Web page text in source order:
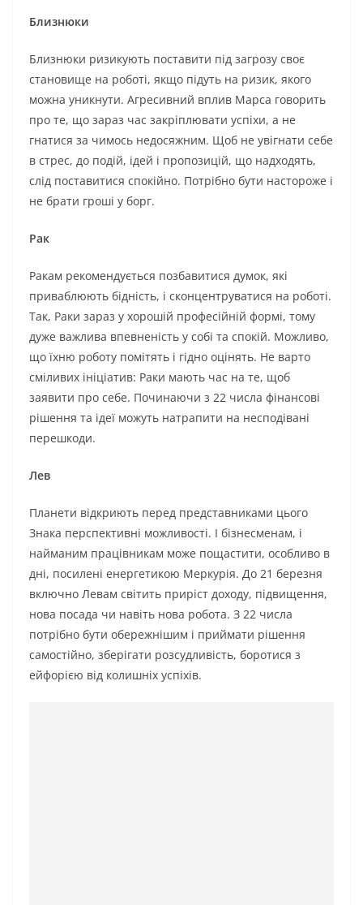
Близнюки
Близнюки ризикують поставити під загрозу своє
становище на роботі, якщо підуть на ризик, якого
можна уникнути. Агресивний вплив Марса говорить
про те, що зараз час закріплювати успіхи, а не
гнатися за чимось недосяжним. Щоб не увігнати себе
в стрес, до подій, ідей і пропозицій, що надходять,
слід поставитися спокійно. Потрібно бути настороже і
не брати гроші у борг.
Рак
Ракам рекомендується позбавитися думок, які
приваблюють бідність, і сконцентруватися на роботі.
Так, Раки зараз у хорошій професійній формі, тому
дуже важлива впевненість у собі та спокій. Можливо,
що їхню роботу помітять і гідно оцінять. Не варто
сміливих ініціатив: Раки мають час на те, щоб
заявити про себе. Починаючи з 22 числа фінансові
рішення та ідеї можуть натрапити на несподівані
перешкоди.
Лев
Планети відкриють перед представниками цього
Знака перспективні можливості. І бізнесменам, і
найманим працівникам може пощастити, особливо в
дні, посилені енергетикою Меркурія. До 21 березня
включно Левам світить приріст доходу, підвищення,
нова посада чи навіть нова робота. З 22 числа
потрібно бути обережнішим і приймати рішення
самостійно, зберігати розсудливість, боротися з
ейфорією від колишніх успіхів.